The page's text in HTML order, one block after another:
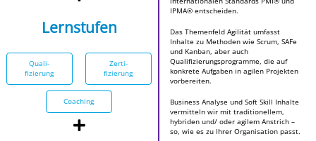
Lernstufen
Quali­
fizierung
Zerti­
fizierung
Coaching
IPMA® entscheiden.
Das Themenfeld Agilität umfasst
Inhalte zu Methoden wie Scrum, SAFe
und Kanban, aber auch
Qualifizierungsprogramme, die auf
konkrete Aufgaben in agilen Projekten
vorbereiten.
Business Analyse und Soft Skill Inhalte
vermitteln wir mit traditionellem,
hybriden und/ oder agilem Anstrich –
so, wie es zu Ihrer Organisation passt.